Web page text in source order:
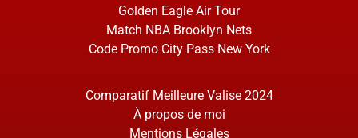
Golden Eagle Air Tour
Match NBA Brooklyn Nets
Code Promo City Pass New York
Comparatif Meilleure Valise 2024
À propos de moi
Mentions Légales